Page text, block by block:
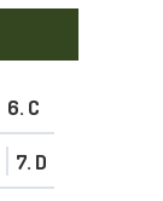
6. C
7. D